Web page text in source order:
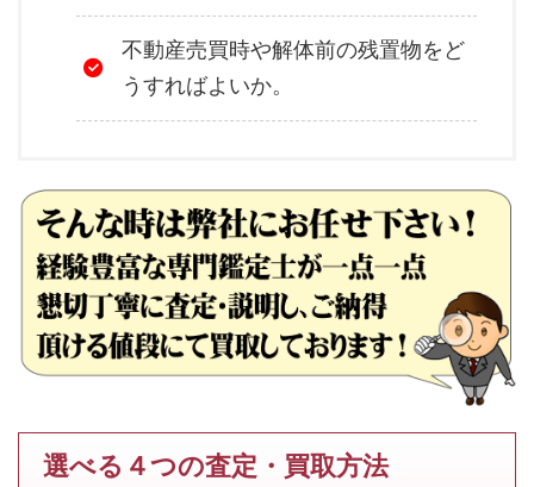
不動産売買時や解体前の残置物をど
うすればよいか。
選べる４つの査定・買取方法